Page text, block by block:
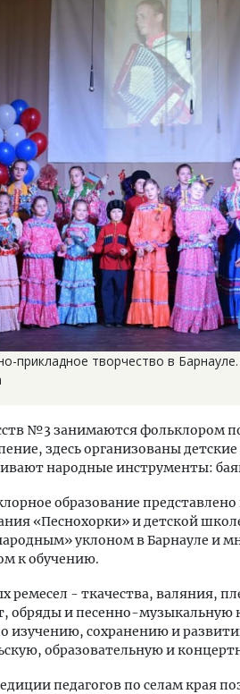
прикладное творчество в
№3 занимаются фольклором
здесь организованы
народные инструменты:
образование
«Песнохорки» и детской
уклоном в Барнауле и
к обучению.
- ткачества, валяния,
обряды и песенно-музыкальную
изучению, сохранению и
образовательную и
педагогов по селам края